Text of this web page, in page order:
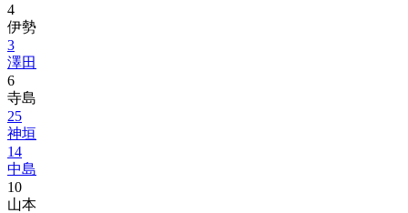
4
伊勢
3
澤田
6
寺島
25
神垣
14
中島
10
山本